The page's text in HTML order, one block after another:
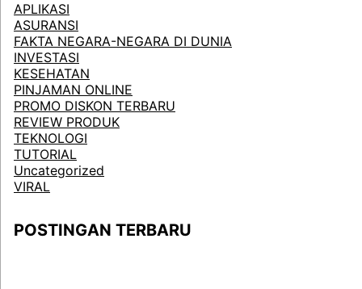
APLIKASI
ASURANSI
FAKTA NEGARA-NEGARA DI DUNIA
INVESTASI
KESEHATAN
PINJAMAN ONLINE
PROMO DISKON TERBARU
REVIEW PRODUK
TEKNOLOGI
TUTORIAL
Uncategorized
VIRAL
POSTINGAN TERBARU